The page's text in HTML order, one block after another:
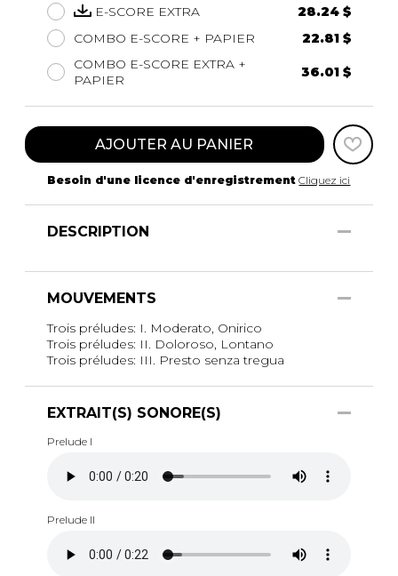
E-SCORE EXTRA
28.24 $
COMBO E-SCORE + PAPIER
22.81 $
COMBO E-SCORE EXTRA +
PAPIER
36.01 $
AJOUTER AU PANIER
Besoin d'une licence d'enregistrement Cliquez ici
DESCRIPTION
MOUVEMENTS
Trois préludes: I. Moderato, Onirico
Trois préludes: II. Doloroso, Lontano
Trois préludes: III. Presto senza tregua
EXTRAIT(S) SONORE(S)
Prelude I
Prelude II